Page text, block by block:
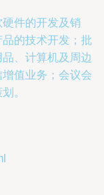
件的开发及销
的技术开发；批
、计算机及周边
值业务；会议会
。